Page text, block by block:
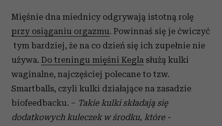
Mięśnie dna miednicy odgrywają istotną rolę
przy osiąganiu orgazmu. Powinnaś się je ćwiczyć
tym bardziej, że na co dzień się ich zupełnie nie
używa. Do treningu mięśni Kegla służą kulki
waginalne, najczęściej polecane to tzw.
Smartballs, czyli kulki działające na zasadzie
biofeedbacku. – Takie kulki składają się
dodatkowych kuleczek w środku, które -